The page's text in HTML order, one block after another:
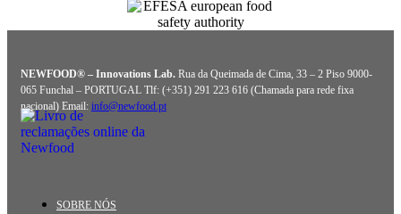
NEWFOOD® – Innovations Lab. Rua da Queimada de Cima, 33 – 2 Piso 9000-
065 Funchal – PORTUGAL Tlf: (+351) 291 223 616 (Chamada para rede fixa
nacional) Email: info@newfood.pt
SOBRE NÓS